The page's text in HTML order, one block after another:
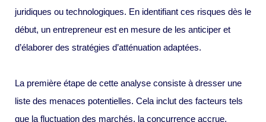
juridiques ou technologiques. En identifiant ces risques dès le
début, un entrepreneur est en mesure de les anticiper et
d’élaborer des stratégies d’atténuation adaptées.
La première étape de cette analyse consiste à dresser une
liste des menaces potentielles. Cela inclut des facteurs tels
que la fluctuation des marchés, la concurrence accrue,